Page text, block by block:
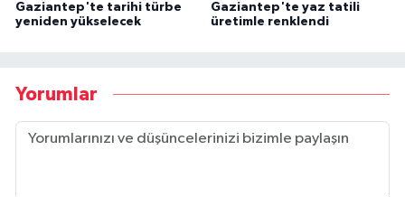
Gaziantep'te tarihi türbe
yeniden yükselecek
Gaziantep'te yaz tatili
üretimle renklendi
Yorumlar